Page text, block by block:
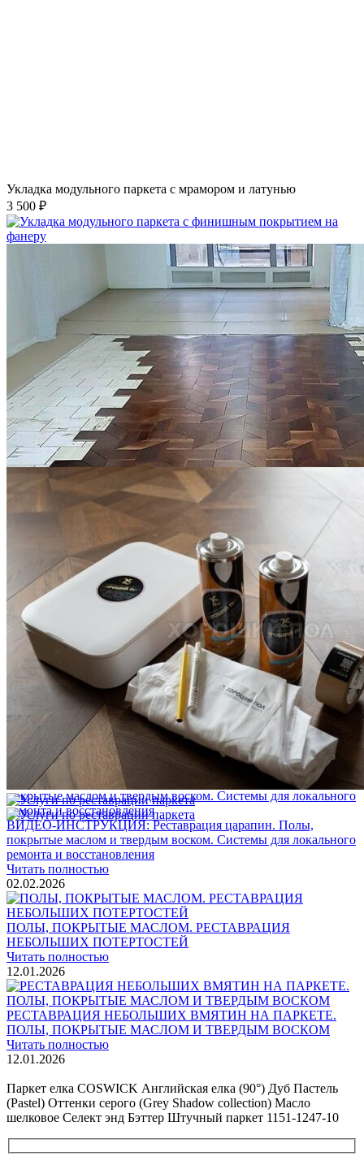
Укладка модульного паркета с мрамором и латунью
3 500 ₽
Укладка модульного паркета с финишным покрытием на
фанеру
3 600 ₽
Услуги по реставрации паркета
Блог
Интересные статьи о паркете Coswick
ВИДЕО-ИНСТРУКЦИЯ: Реставрация царапин. Полы,
покрытые маслом и твердым воском. Системы для локального
ремонта и восстановления
Читать полностью
02.02.2026
ПОЛЫ, ПОКРЫТЫЕ МАСЛОМ. РЕСТАВРАЦИЯ
НЕБОЛЬШИХ ПОТЕРТОСТЕЙ
Читать полностью
12.01.2026
РЕСТАВРАЦИЯ НЕБОЛЬШИХ ВМЯТИН НА ПАРКЕТЕ.
ПОЛЫ, ПОКРЫТЫЕ МАСЛОМ И ТВЕРДЫМ ВОСКОМ
Читать полностью
12.01.2026
Паркет елка COSWICK Английская елка (90°) Дуб Пастель
(Pastel) Оттенки серого (Grеy Shadow collection) Масло
шелковое Селект энд Бэттер Штучный паркет 1151-1247-10